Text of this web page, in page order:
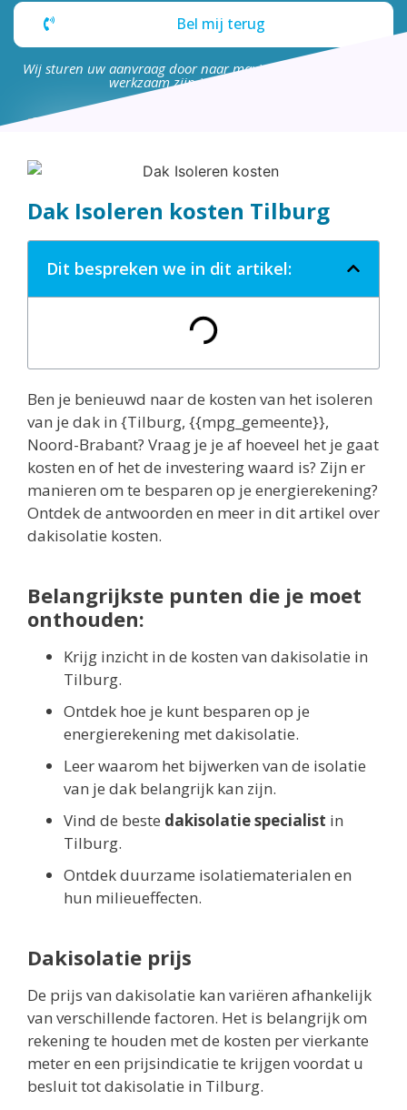
Bel mij terug
Wij sturen uw aanvraag door naar maximaal 4 bedrijven die
werkzaam zijn in uw omgeving.
Dak Isoleren kosten Tilburg
Dit bespreken we in dit artikel:
Ben je benieuwd naar de kosten van het isoleren
van je dak in {Tilburg, {{mpg_gemeente}},
Noord-Brabant? Vraag je je af hoeveel het je gaat
kosten en of het de investering waard is? Zijn er
manieren om te besparen op je energierekening?
Ontdek de antwoorden en meer in dit artikel over
dakisolatie kosten.
Belangrijkste punten die je moet
onthouden:
Krijg inzicht in de kosten van dakisolatie in
Tilburg.
Ontdek hoe je kunt besparen op je
energierekening met dakisolatie.
Leer waarom het bijwerken van de isolatie
van je dak belangrijk kan zijn.
Vind de beste dakisolatie specialist in
Tilburg.
Ontdek duurzame isolatiematerialen en
hun milieueffecten.
Dakisolatie prijs
De prijs van dakisolatie kan variëren afhankelijk
van verschillende factoren. Het is belangrijk om
rekening te houden met de kosten per vierkante
meter en een prijsindicatie te krijgen voordat u
besluit tot dakisolatie in Tilburg.